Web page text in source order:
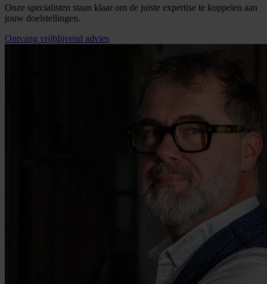
Onze specialisten staan klaar om de juiste expertise te koppelen aan
jouw doelstellingen.
Ontvang vrijblijvend advies